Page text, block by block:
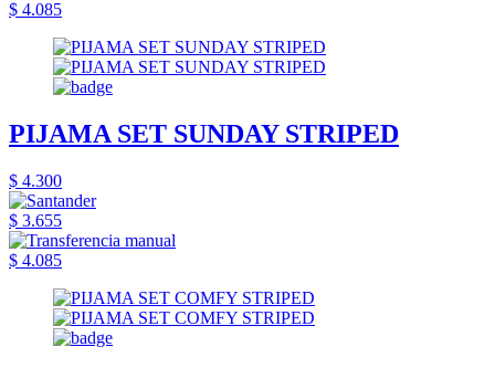
$ 4.085
PIJAMA SET SUNDAY STRIPED
$ 4.300
$ 3.655
$ 4.085